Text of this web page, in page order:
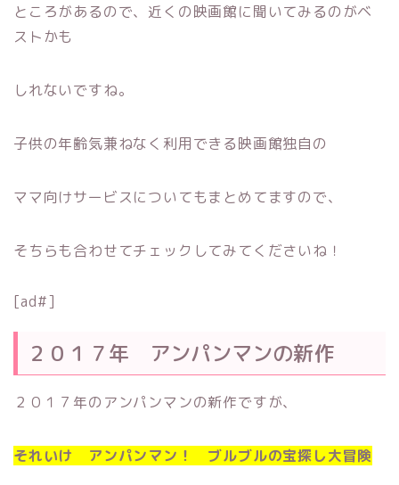
ところがあるので、近くの映画館に聞いてみるのがベ
ストかも
しれないですね。
子供の年齢気兼ねなく利用できる映画館独自の
ママ向けサービスについてもまとめてますので、
そちらも合わせてチェックしてみてくださいね！
[ad#]
２０１７年 アンパンマンの新作
２０１７年のアンパンマンの新作ですが、
それいけ アンパンマン！ ブルブルの宝探し大冒険